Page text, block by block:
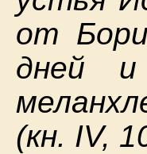
от
дней
(кн. IV,